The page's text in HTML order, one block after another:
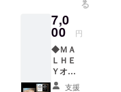
る場合
には必
ず備考
欄にご
記入下
さい。
◆ＭＡ
介」欄
をご覧
い。 ◆
ＭＡＬ
ＨＥＹ
オリジ
ナルロ
ゴス
テッ
カー
２枚
セット
※画像は
る
7,0
00 円
◆ＭＡ
ＬＨＥ
Ｙオー
ナーか
支援